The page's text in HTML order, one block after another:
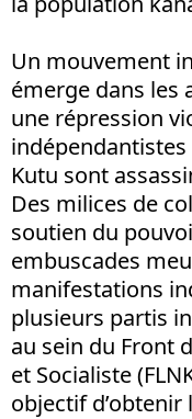
Un mouvement
émerge dans les
une répression
Kutu sont
Des milices de
soutien du
embuscades
manifestations
plusieurs partis
au sein du Front
et Socialiste
objectif d’obtenir